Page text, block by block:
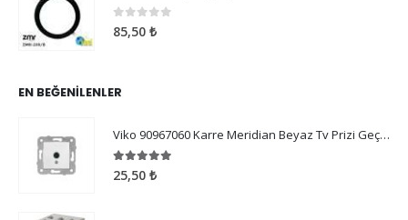
05 üzerinden
85,50 ₺
EN BEĞENILENLER
Viko 90967060 Karre Meridian Beyaz Tv Prizi Geçişli 12dB Çerçeve Hariç
5.005 üzerinden
25,50 ₺